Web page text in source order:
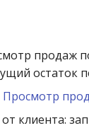
продаж
остаток
Просмотр
клиента: